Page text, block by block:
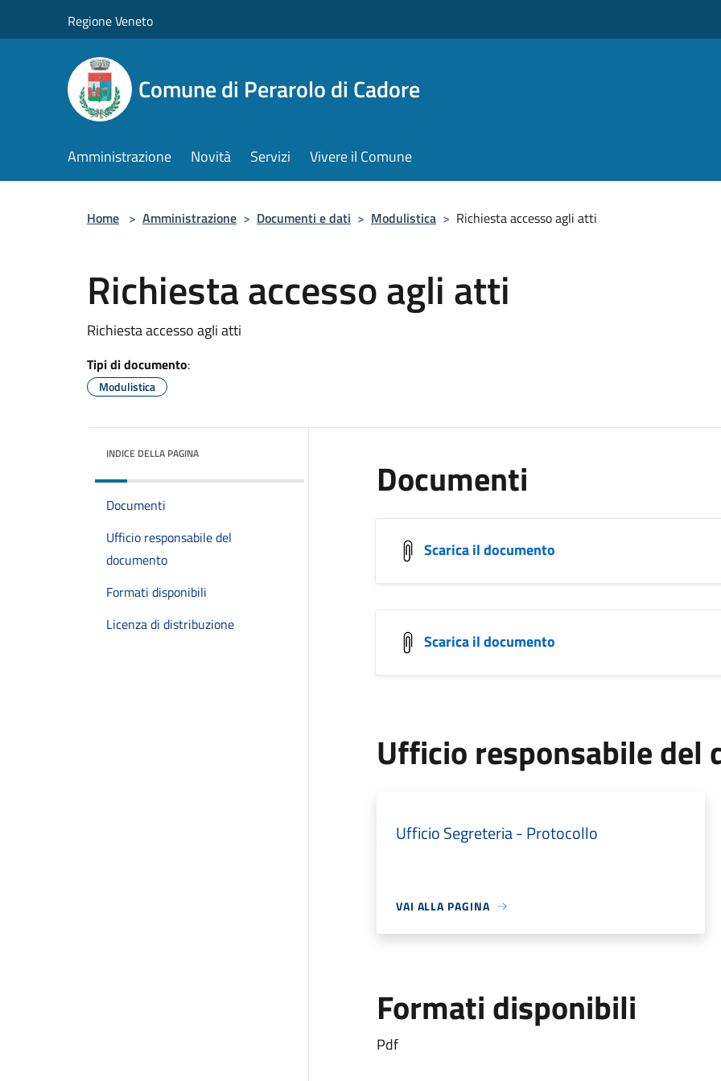
Regione Veneto
Comune di Perarolo di Cadore
Amministrazione Novità Servizi Vivere il Comune
Home > Amministrazione > Documenti e dati > Modulistica > Richiesta accesso agli atti
Richiesta accesso agli atti
Richiesta accesso agli atti
Tipi di documento:
Modulistica
INDICE DELLA PAGINA
Documenti
Ufficio responsabile del
documento
Formati disponibili
Licenza di distribuzione
Documenti
Scarica il documento
Scarica il documento
Ufficio responsabile del
Ufficio Segreteria - Protocollo
VAI ALLA PAGINA
Formati disponibili
Pdf